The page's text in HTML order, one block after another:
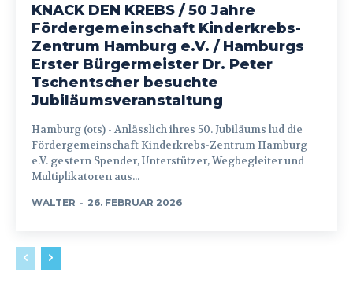
KNACK DEN KREBS / 50 Jahre
Fördergemeinschaft Kinderkrebs-
Zentrum Hamburg e.V. / Hamburgs
Erster Bürgermeister Dr. Peter
Tschentscher besuchte
Jubiläumsveranstaltung
Hamburg (ots) - Anlässlich ihres 50. Jubiläums lud die
Fördergemeinschaft Kinderkrebs-Zentrum Hamburg
e.V. gestern Spender, Unterstützer, Wegbegleiter und
Multiplikatoren aus...
WALTER - 26. FEBRUAR 2026